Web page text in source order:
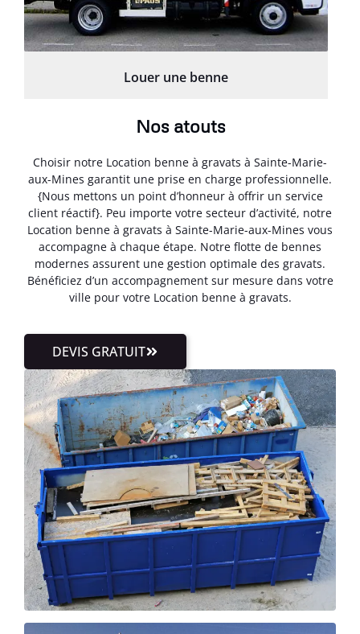
Louer une benne
Nos atouts
Choisir notre Location benne à gravats à Sainte-Marie-
aux-Mines garantit une prise en charge professionnelle.
{Nous mettons un point d’honneur à offrir un service
client réactif}. Peu importe votre secteur d’activité, notre
Location benne à gravats à Sainte-Marie-aux-Mines vous
accompagne à chaque étape. Notre flotte de bennes
modernes assurent une gestion optimale des gravats.
Bénéficiez d’un accompagnement sur mesure dans votre
ville pour votre Location benne à gravats.
DEVIS GRATUIT